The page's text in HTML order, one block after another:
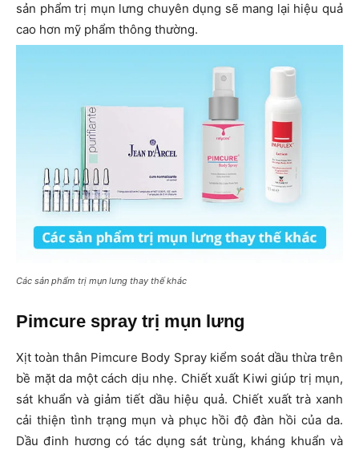
sản phẩm trị mụn lưng chuyên dụng sẽ mang lại hiệu quả
cao hơn mỹ phẩm thông thường.
Các sản phẩm trị mụn lưng thay thế khác
Pimcure spray trị mụn lưng
Xịt toàn thân Pimcure Body Spray kiểm soát dầu thừa trên
bề mặt da một cách dịu nhẹ. Chiết xuất Kiwi giúp trị mụn,
sát khuẩn và giảm tiết dầu hiệu quả. Chiết xuất trà xanh
cải thiện tình trạng mụn và phục hồi độ đàn hồi của da.
Dầu đinh hương có tác dụng sát trùng, kháng khuẩn và